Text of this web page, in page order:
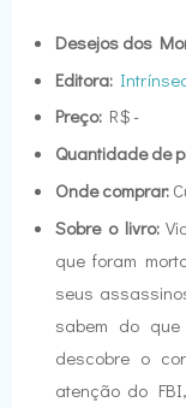
Desejos dos
Editora:
Preço: R$ -
Quantidade de
Onde comprar:
Sobre o livro:
que foram
seus
sabem do
descobre o
atenção do